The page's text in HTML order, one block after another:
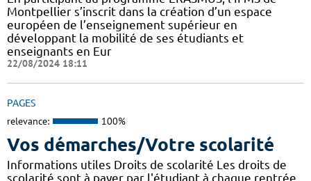
Montpellier s’inscrit dans la création d’un espace
européen de l’enseignement supérieur en
développant la mobilité de ses étudiants et
enseignants en Eur
22/08/2024 18:11
PAGES
relevance: 100%
Vos démarches/Votre scolarité
Informations utiles Droits de scolarité Les droits de
scolarité sont à payer par l'étudiant à chaque rentrée